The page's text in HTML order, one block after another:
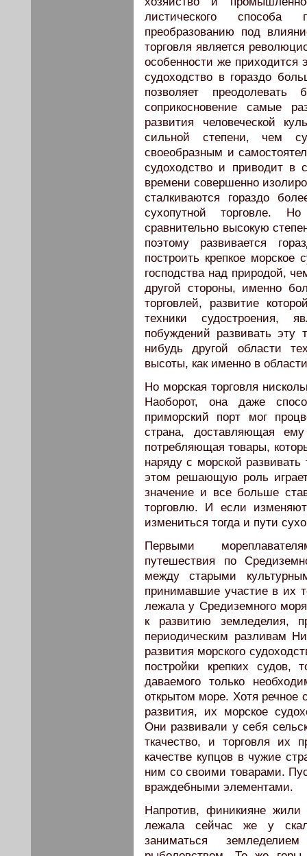
листического
преобразованию под
торговля является
особенности же приходится
судоходство в гораздо
поз­воляет
соприкосновение самые
развития человеческой
сильной степени, чем
своеобразным и
судоходство и приводит в
времени совершен­но
стал­киваются гораздо
сухопутной торговле. Но
сравнительно высокую
поэтому развивается
построить крепкое морское
господства над природой,
другой стороны, именно
торговлей, развитие
техники судостроения,
побуждений развивать
нибудь другой области
высоты, как именно в
Но морская торговля
Наоборот, она даже
приморский порт мог
страна, доставляющая
потребляющая товары,
наряду с морской
этом решающую роль
значение и все больше
торговлю. И если
измениться тогда и пути
Первыми
путешествия по
между старыми
принимавшие участие в их
лежала у Средиземного
к развитию земледелия,
периодиче­ским разливам
развития морского
постройки крепких
даваемого только
открытом море. Хотя речное
развития, их морское
Они развивали у себя
ткачество, и торговля их
качестве купцов в чужие
ним со своими товарами.
враждебными элементами.
Напротив, финикияне
лежала сейчас же у
заниматься